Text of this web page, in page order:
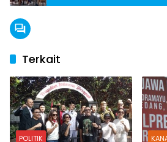
Terkait
POLITIK